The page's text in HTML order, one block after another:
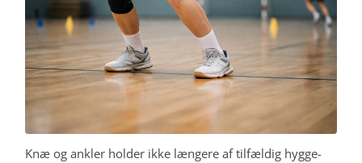
Knæ og ankler holder ikke længere af tilfældig hygge-